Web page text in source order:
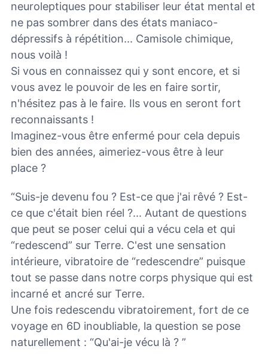
neuroleptiques pour stabiliser leur état mental et
ne pas sombrer dans des états maniaco-
dépressifs à répétition... Camisole chimique,
nous voilà !
Si vous en connaissez qui y sont encore, et si
vous avez le pouvoir de les en faire sortir,
n'hésitez pas à le faire. Ils vous en seront fort
reconnaissants !
Imaginez-vous être enfermé pour cela depuis
bien des années, aimeriez-vous être à leur
place ?
“Suis-je devenu fou ? Est-ce que j'ai rêvé ? Est-
ce que c'était bien réel ?... Autant de questions
que peut se poser celui qui a vécu cela et qui
“redescend” sur Terre. C'est une sensation
intérieure, vibratoire de “redescendre” puisque
tout se passe dans notre corps physique qui est
incarné et ancré sur Terre.
Une fois redescendu vibratoirement, fort de ce
voyage en 6D inoubliable, la question se pose
naturellement : “Qu'ai-je vécu là ? ”